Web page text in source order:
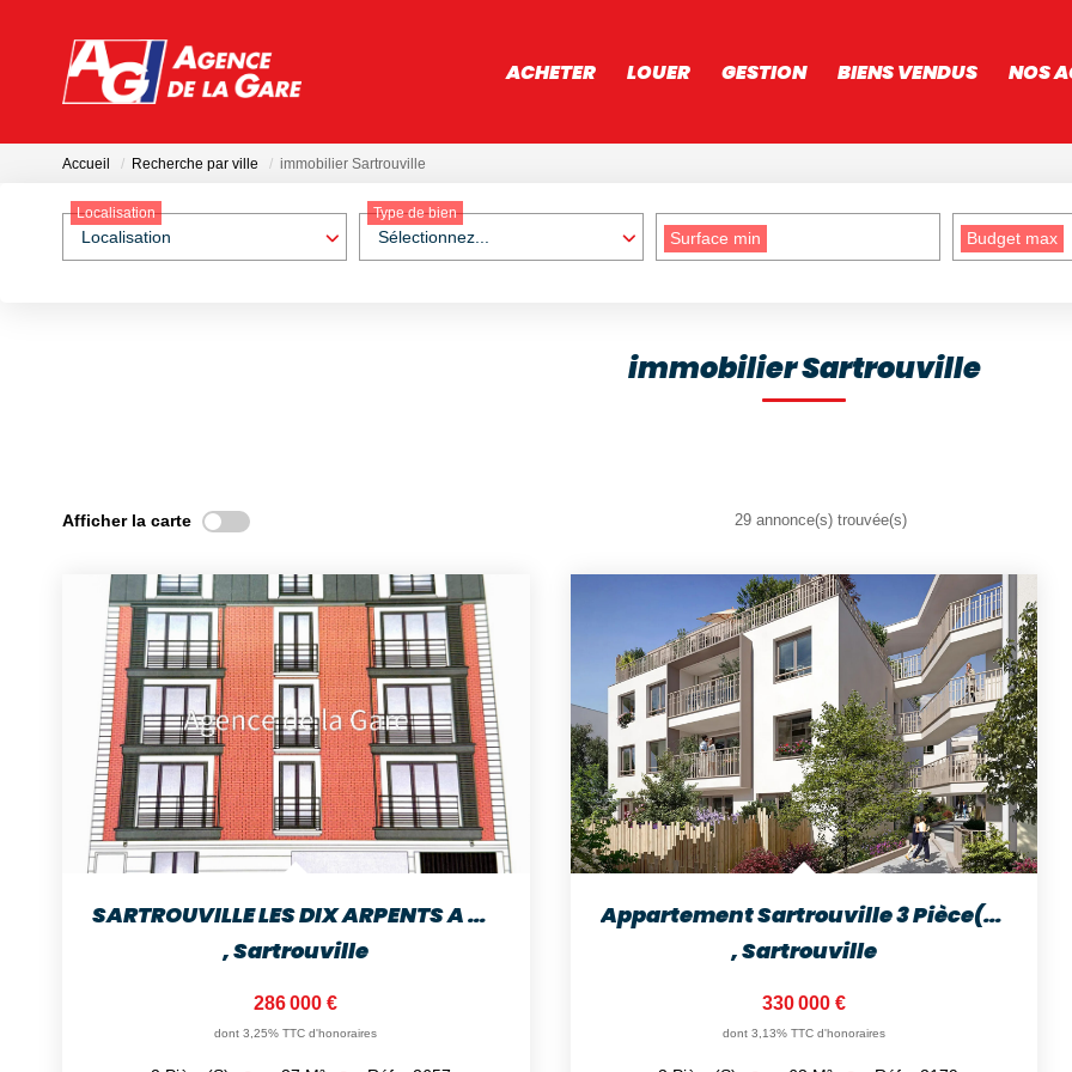
ACHETER LOUER GESTION BIENS VENDUS NOS
Accueil Recherche par ville immobilier Sartrouville
Localisation
Localisation
Sélectionnez...
Type de bien
Surface min Budget max
immobilier Sartrouville
Afficher la carte 29 annonce(s) trouvée(s)
SARTROUVILLE LES DIX ARPENTS A 9 MIN GARE APPARTEMENT DE 2...
,Sartrouville
286 000 €
dont 3,25% TTC d'honoraires
Appartement Sartrouville 3 Pièce(s) 63 M2
,Sartrouville
330 000 €
dont 3,13% TTC d'honoraires